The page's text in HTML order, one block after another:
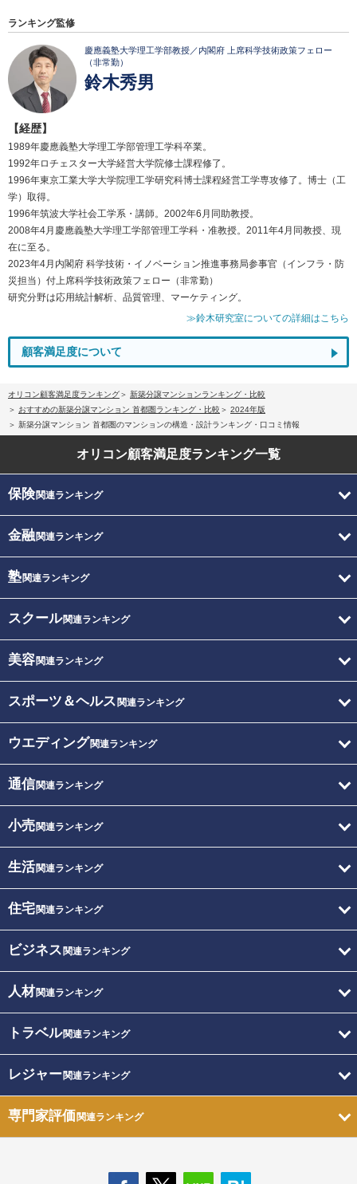
ランキング監修
慶應義塾大学理工学部教授／内閣府 上席科学技術政策フェロー
（非常勤）
鈴木秀男
【経歴】
1989年慶應義塾大学理工学部管理工学科卒業。
1992年ロチェスター大学経営大学院修士課程修了。
1996年東京工業大学大学院理工学研究科博士課程経営工学専攻修了。博士（工
学）取得。
1996年筑波大学社会工学系・講師。2002年6月同助教授。
2008年4月慶應義塾大学理工学部管理工学科・准教授。2011年4月同教授、現
在に至る。
2023年4月内閣府 科学技術・イノベーション推進事務局参事官（インフラ・防
災担当）付上席科学技術政策フェロー（非常勤）
研究分野は応用統計解析、品質管理、マーケティング。
≫鈴木研究室についての詳細はこちら
顧客満足度について
オリコン顧客満足度ランキング
新築分譲マンションランキング・比較
おすすめの新築分譲マンション 首都圏ランキング・比較
2024年版
新築分譲マンション 首都圏のマンションの構造・設計ランキング・口コミ情報
オリコン顧客満足度ランキング一覧
保険関連ランキング
金融関連ランキング
塾関連ランキング
スクール関連ランキング
美容関連ランキング
スポーツ＆ヘルス 関連ランキング
ウエディング関連ランキング
通信関連ランキング
小売関連ランキング
生活関連ランキング
住宅関連ランキング
ビジネス 関連ランキング
人材関連ランキング
トラベル関連ランキング
レジャー関連ランキング
専門家評価関連ランキング